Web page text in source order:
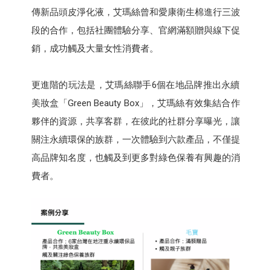
傳新品頭皮淨化液，艾瑪絲曾和愛康衛生棉進行三波
段的合作，包括社團體驗分享、官網滿額贈與線下促
銷，成功觸及大量女性消費者。
更進階的玩法是，艾瑪絲聯手6個在地品牌推出永續
美妝盒「Green Beauty Box」，艾瑪絲有效集結合作
夥伴的資源，共享客群，在彼此的社群分享曝光，讓
關注永續環保的族群，一次體驗到六款產品，不僅提
高品牌知名度，也觸及到更多對綠色保養有興趣的消
費者。